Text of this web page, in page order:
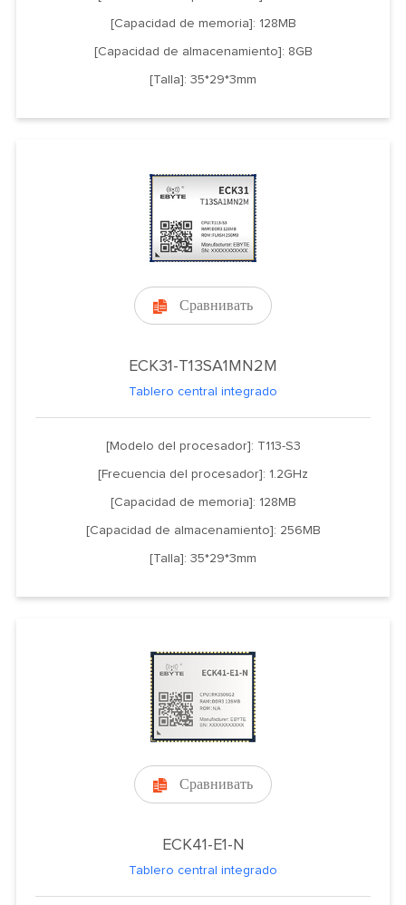
[Capacidad de memoria]: 128MB
[Capacidad de almacenamiento]: 8GB
[Talla]: 35*29*3mm
 Сравнивать
ECK31-T13SA1MN2M
Tablero central integrado
[Modelo del procesador]: T113-S3
[Frecuencia del procesador]: 1.2GHz
[Capacidad de memoria]: 128MB
[Capacidad de almacenamiento]: 256MB
[Talla]: 35*29*3mm
 Сравнивать
ECK41-E1-N
Tablero central integrado